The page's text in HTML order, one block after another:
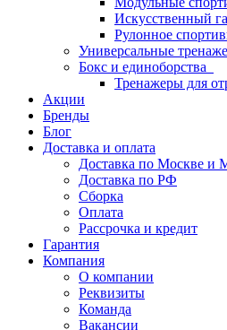
Искусственный
Рулонное
Универсальные
Бокс и единоборства
Тренажеры для
Акции
Бренды
Блог
Доставка и оплата
Доставка по Москве и
Доставка по РФ
Сборка
Оплата
Рассрочка и кредит
Гарантия
Компания
О компании
Реквизиты
Команда
Вакансии